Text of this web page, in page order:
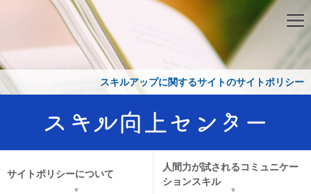
スキルアップに関するサイトのサイトポリシー
サイトポリシーについて
人間力が試されるコミュニケー
ションスキル